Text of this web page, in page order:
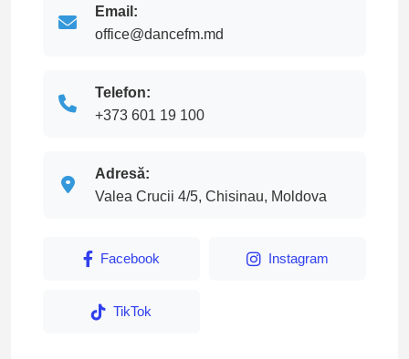
Email:
office@dancefm.md
Telefon:
+373 601 19 100
Adresă:
Valea Crucii 4/5, Chisinau, Moldova
Facebook Instagram
TikTok